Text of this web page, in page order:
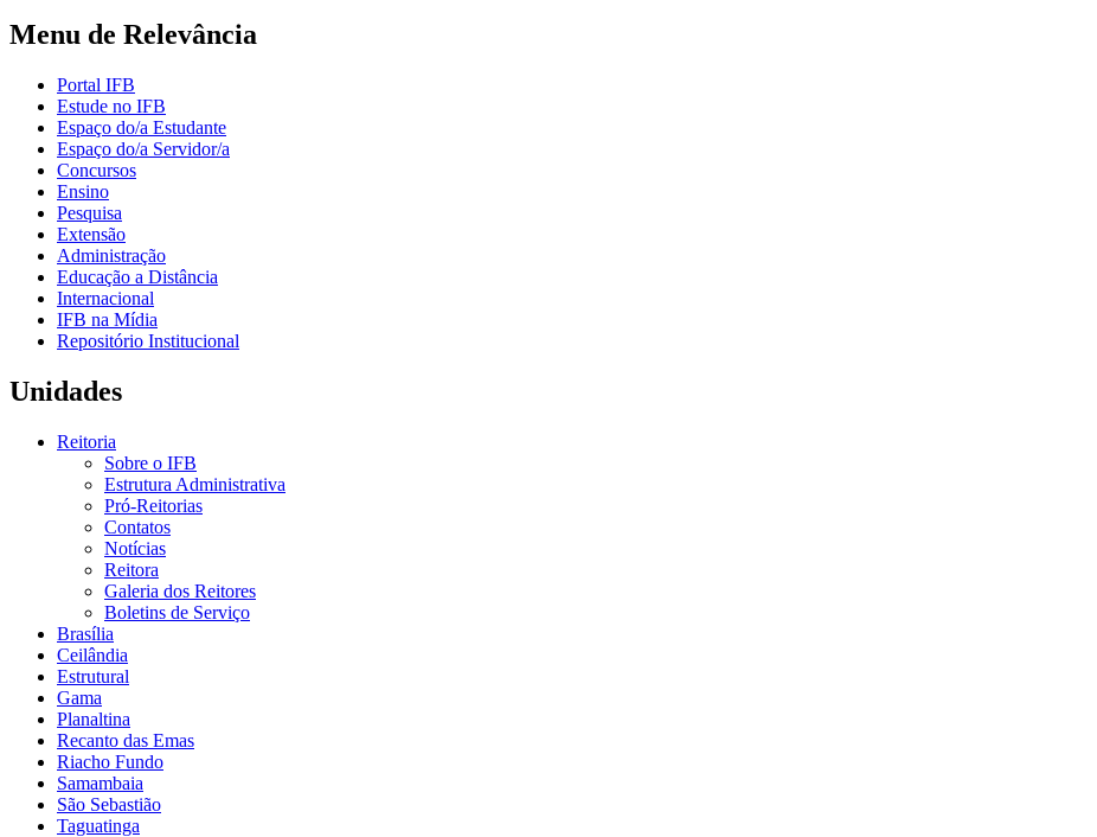
Menu de Relevância
Portal IFB
Estude no IFB
Espaço do/a Estudante
Espaço do/a Servidor/a
Concursos
Ensino
Pesquisa
Extensão
Administração
Educação a Distância
Internacional
IFB na Mídia
Repositório Institucional
Unidades
Reitoria
Sobre o IFB
Estrutura Administrativa
Pró-Reitorias
Contatos
Notícias
Reitora
Galeria dos Reitores
Boletins de Serviço
Brasília
Ceilândia
Estrutural
Gama
Planaltina
Recanto das Emas
Riacho Fundo
Samambaia
São Sebastião
Taguatinga